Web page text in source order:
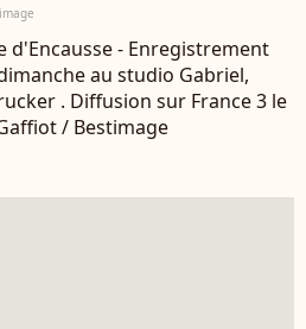
d'Encausse - Enregistrement
au studio Gabriel,
. Diffusion sur France 3 le
/ Bestimage